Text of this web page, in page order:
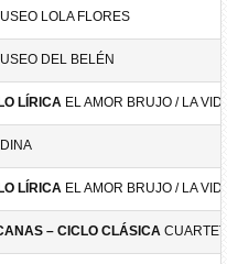
LOLA FLORES
DEL BELÉN
LÍRICA EL AMOR BRUJO / LA
LÍRICA EL AMOR BRUJO / LA
– CICLO CLÁSICA